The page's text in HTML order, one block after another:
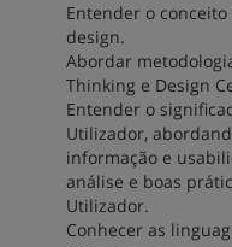
Entender o
design.
Abordar
Thinking e Design
Entender o
Utilizador,
informação e
análise e boas
Utilizador.
Conhecer as